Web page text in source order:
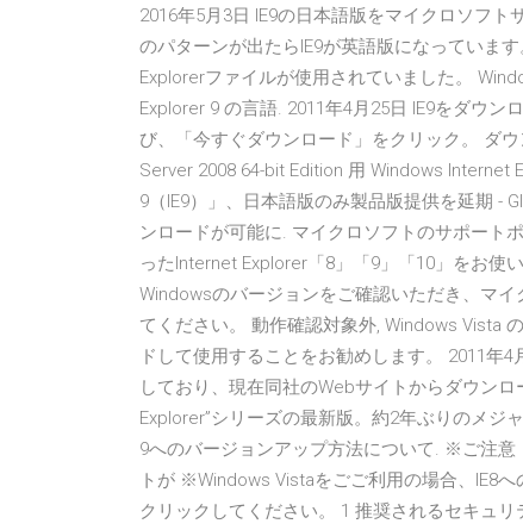
2016年5月3日 IE9の日本語版をマイクロソフ
のパターンが出たらIE9が英語版になっていま
Explorerファイルが使用されていました。
Explorer 9 の言語. 2011年4月25日 IE9をダウ
び、「今すぐダウンロード」をクリック。 ダ
Server 2008 64-bit Edition 用 Windows
9（IE9）」、日本語版のみ製品版提供を延期 -
ンロードが可能に. マイクロソフトのサポート
ったInternet Explorer「8」「9」「10」をお使
Windowsのバージョンをご確認いただき、マ
てください。 動作確認対象外, Windows Vista
ドして使用することをお勧めします。 2011年
しており、現在同社のWebサイトからダウン
Explorer”シリーズの最新版。約2年ぶりのメ
9へのバージョンアップ方法について. ※ご注
トが ※Windows Vistaをごご利用の場合、IE8
クリックしてください。 1 推奨されるセキュ